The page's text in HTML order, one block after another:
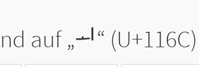
auf „ᅬ“ (U+116C)